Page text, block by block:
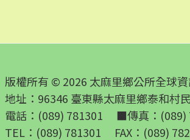
版權所有 © 2026 太麻里鄉公所全球資
地址：96346 臺東縣太麻里鄉泰和
電話：(089) 781301 ■傳真：(089)
TEL：(089) 781301 FAX：(089)